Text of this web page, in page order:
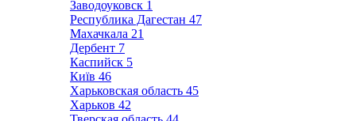
Заводоуковск 1
Республика Дагестан 47
Махачкала 21
Дербент 7
Каспийск 5
Київ 46
Харьковская область 45
Харьков 42